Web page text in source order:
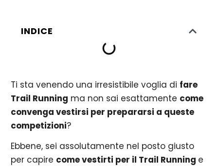
INDICE
Ti sta venendo una irresistibile voglia di fare
Trail Running ma non sai esattamente come
convenga vestirsi per prepararsi a queste
competizioni?
Ebbene, sei assolutamente nel posto giusto
per capire come vestirti per il Trail Running e